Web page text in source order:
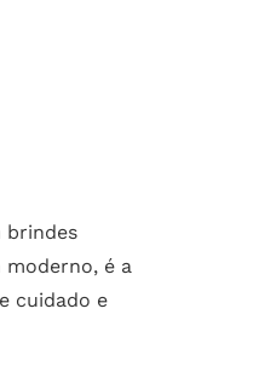
brindes
é a
cuidado e